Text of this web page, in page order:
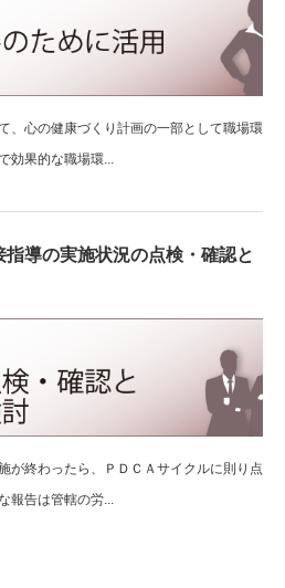
、心の健康づくり計画の一部として職場環
効果的な職場環...
導の実施状況の点検・確認と
が終わったら、ＰＤＣＡサイクルに則り点
報告は管轄の労...